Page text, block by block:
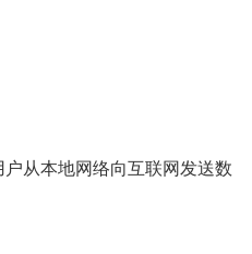
从本地网络向互联网发送数